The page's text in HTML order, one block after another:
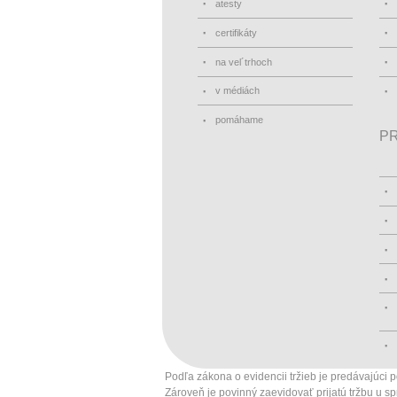
atesty
certifikáty
na vel´trhoch
v médiách
pomáhame
Podľa zákona o evidencii tržieb je predávajúci
Zároveň je povinný zaevidovať prijatú tržbu u